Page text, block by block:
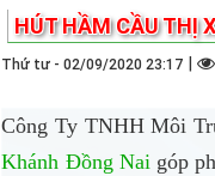
HÚT HẦM CẦU THỊ
Thứ tư - 02/09/2020 23:17 |
Công Ty TNHH Môi
Khánh Đồng Naigóp